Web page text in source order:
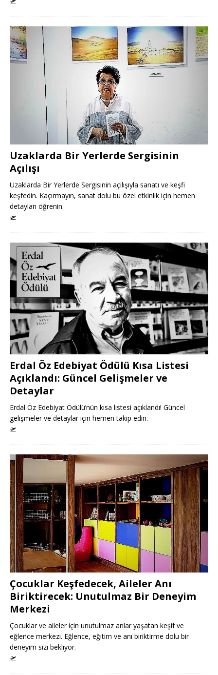
Uzaklarda Bir Yerlerde Sergisinin
Açılışı
Uzaklarda Bir Yerlerde Sergisinin açılışıyla sanatı ve keşfi
keşfedin. Kaçırmayın, sanat dolu bu özel etkinlik için hemen
detayları öğrenin.
🛫
Erdal Öz Edebiyat Ödülü Kısa Listesi
Açıklandı: Güncel Gelişmeler ve
Detaylar
Erdal Öz Edebiyat Ödülü’nün kısa listesi açıklandı! Güncel
gelişmeler ve detaylar için hemen takip edin.
🛫
Çocuklar Keşfedecek, Aileler Anı
Biriktirecek: Unutulmaz Bir Deneyim
Merkezi
Çocuklar ve aileler için unutulmaz anlar yaşatan keşif ve
eğlence merkezi. Eğlence, eğitim ve anı biriktirme dolu bir
deneyim sizi bekliyor.
🛫